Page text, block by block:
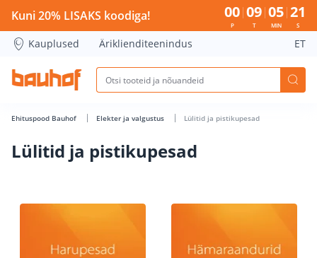
Lülitid ja pistikupesad - Bauhof has loaded
Kuni 20% LISAKS koodiga! 00
P
09
T
05
MIN
21
S
Kauplused Äriklienditeenindus ET
Ehituspood Bauhof Elekter ja valgustus Lülitid ja pistikupesad
Lülitid ja pistikupesad